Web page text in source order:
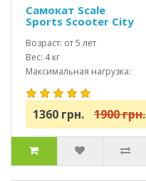
Самокат Scale
Sports Scooter City
460 оранжевый
USA
Возраст: от 5 лет
Вес: 4 кг
Максимальная нагрузка:
до 100 кг
1360 грн. 1900 грн.